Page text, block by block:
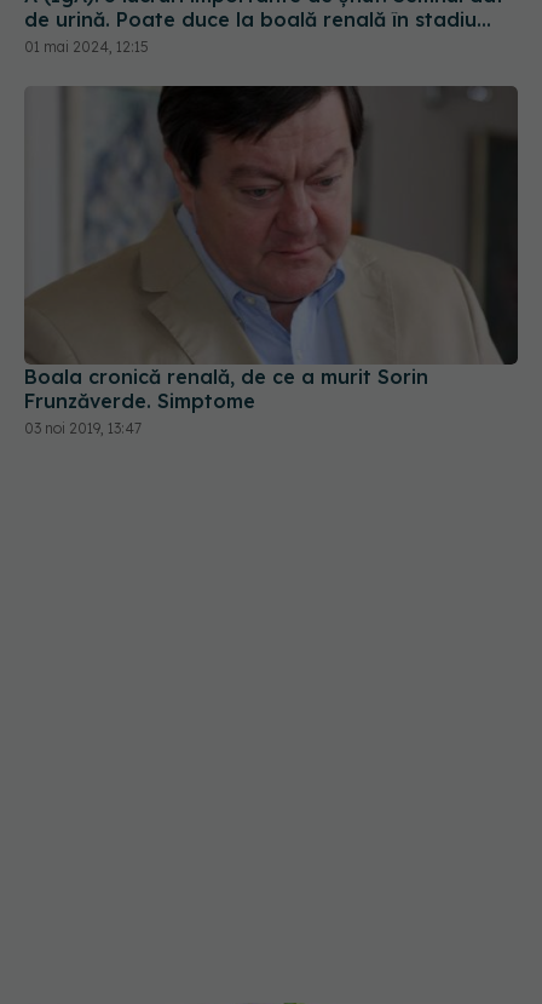
de urină. Poate duce la boală renală în stadiu
final în 10 ani
01 mai 2024, 12:15
Boala cronică renală, de ce a murit Sorin
Frunzăverde. Simptome
03 noi 2019, 13:47